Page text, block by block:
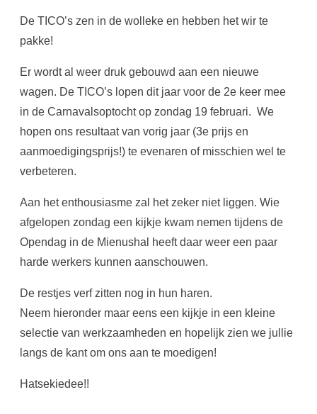
De TICO’s zen in de wolleke en hebben het wir te
pakke!
Er wordt al weer druk gebouwd aan een nieuwe
wagen. De TICO’s lopen dit jaar voor de 2e keer mee
in de Carnavalsoptocht op zondag 19 februari. We
hopen ons resultaat van vorig jaar (3e prijs en
aanmoedigingsprijs!) te evenaren of misschien wel te
verbeteren.
Aan het enthousiasme zal het zeker niet liggen. Wie
afgelopen zondag een kijkje kwam nemen tijdens de
Opendag in de Mienushal heeft daar weer een paar
harde werkers kunnen aanschouwen.
De restjes verf zitten nog in hun haren.
Neem hieronder maar eens een kijkje in een kleine
selectie van werkzaamheden en hopelijk zien we jullie
langs de kant om ons aan te moedigen!
Hatsekiedee!!